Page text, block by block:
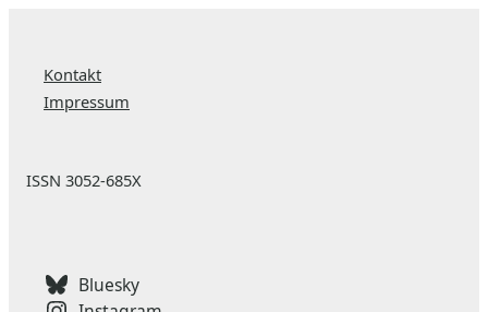
Kontakt
Impressum
ISSN 3052-685X
Bluesky